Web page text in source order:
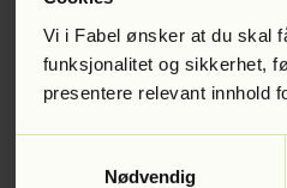
Vi i Fabel ønsker at du skal
funksjonalitet og sikkerhet,
presentere relevant innhold
Nødvendig
Application